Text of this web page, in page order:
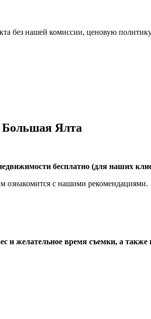
без нашей комиссии, ценовую
Большая Ялта
бесплатно (для наших
ознакомится с нашими рекомендациями.
и желательное время съемки, а